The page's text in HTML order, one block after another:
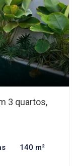
3 quartos,
140 m²